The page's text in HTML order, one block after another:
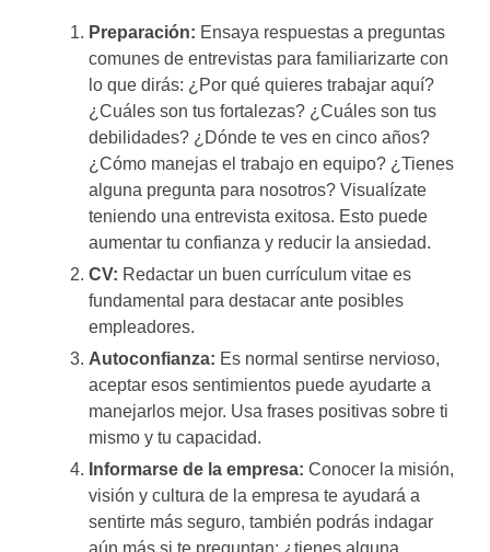
Preparación: Ensaya respuestas a preguntas
comunes de entrevistas para familiarizarte con
lo que dirás: ¿Por qué quieres trabajar aquí?
¿Cuáles son tus fortalezas? ¿Cuáles son tus
debilidades? ¿Dónde te ves en cinco años?
¿Cómo manejas el trabajo en equipo? ¿Tienes
alguna pregunta para nosotros? Visualízate
teniendo una entrevista exitosa. Esto puede
aumentar tu confianza y reducir la ansiedad.
CV: Redactar un buen currículum vitae es
fundamental para destacar ante posibles
empleadores.
Autoconfianza: Es normal sentirse nervioso,
aceptar esos sentimientos puede ayudarte a
manejarlos mejor. Usa frases positivas sobre ti
mismo y tu capacidad.
Informarse de la empresa: Conocer la misión,
visión y cultura de la empresa te ayudará a
sentirte más seguro, también podrás indagar
aún más si te preguntan: ¿tienes alguna